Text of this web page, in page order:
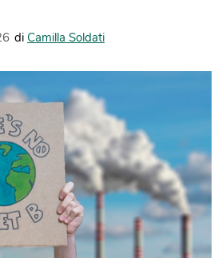
di Camilla Soldati